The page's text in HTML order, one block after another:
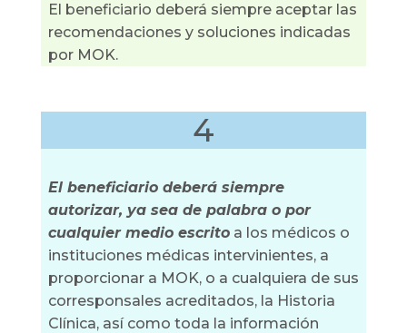
El beneficiario deberá siempre aceptar las
recomendaciones y soluciones indicadas
por MOK.
4
El beneficiario deberá siempre
autorizar, ya sea de palabra o por
cualquier medio escritoa los médicos o
instituciones médicas intervinientes, a
proporcionar a MOK, o a cualquiera de sus
corresponsales acreditados, la Historia
Clínica, así como toda la información